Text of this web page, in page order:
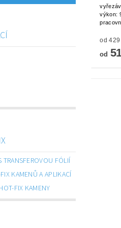
TRANSFEROVOU FÓLIÍ
KAMENŮ A APLIKACÍ
FIX KAMENY
výkon:
od